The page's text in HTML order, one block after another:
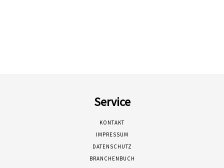
Service
KONTAKT
IMPRESSUM
DATENSCHUTZ
BRANCHENBUCH